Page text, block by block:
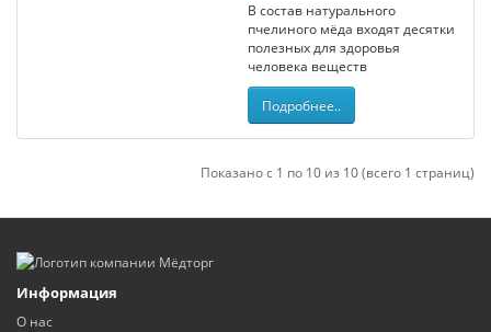
В состав натурального
пчелиного мёда входят десятки
полезных для здоровья
человека веществ
Подробнее..
Показано с 1 по 10 из 10 (всего 1 страниц)
Информация
О нас